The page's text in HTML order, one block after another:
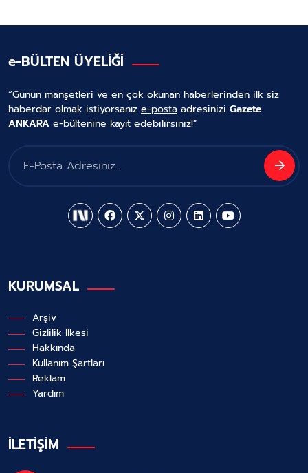
e-BÜLTEN ÜYELİĞİ
“Günün manşetleri ve en çok okunan haberlerinden ilk siz
haberdar olmak istiyorsanız e-posta adresinizi Gazete
ANKARA e-bültenine kayıt edebilirsiniz!”
KURUMSAL
Arşiv
Gizlilik İlkesi
Hakkında
Kullanım Şartları
Reklam
Yardım
İLETİŞİM